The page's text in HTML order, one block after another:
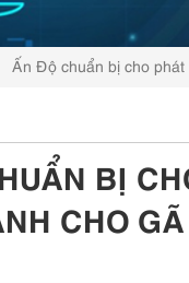
Ấn Độ chuẩn bị cho
BỊ
CHO